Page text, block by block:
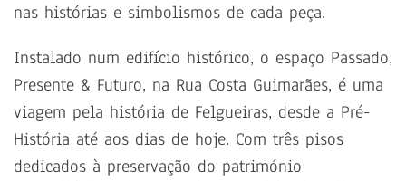
nas histórias e simbolismos de cada peça.
Instalado num edifício histórico, o espaço Passado,
Presente & Futuro, na Rua Costa Guimarães, é uma
viagem pela história de Felgueiras, desde a Pré-
História até aos dias de hoje. Com três pisos
dedicados à preservação do património